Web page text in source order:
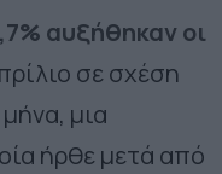
αυξήθηκαν οι
σε σχέση
μια
ήρθε μετά από